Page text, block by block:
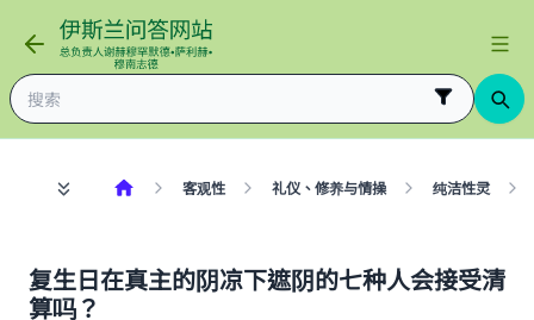
客观性 礼仪、修养与情操 纯洁性灵
复生日在真主的阴凉下遮阴的七种人会接受清
算吗？